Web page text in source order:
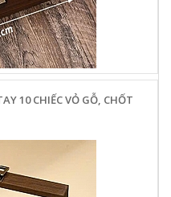
10 CHIẾC VỎ GỖ, CHỐT